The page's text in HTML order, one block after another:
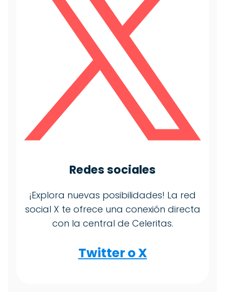
Redes sociales
¡Explora nuevas posibilidades! La red
social X te ofrece una conexión directa
con la central de Celeritas.
Twitter o X